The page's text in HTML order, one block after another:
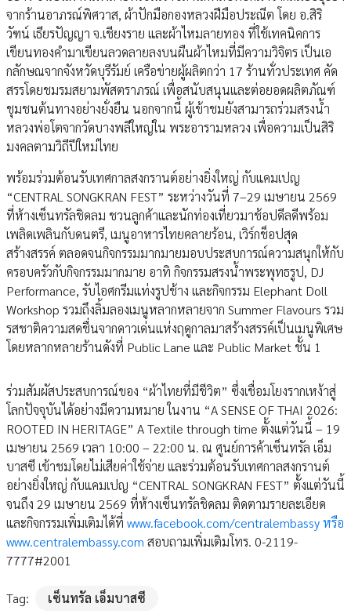
จากร้านอาภรณ์พิศวาส, ผ้าปักมือกองหลวงฝีมือประณีต โดย อ.สิริ
วัฑน์ เธียรปัญญา จ.เชียงราย และผ้าไหมลายทอง ที่ใช้เทคนิคการ
เขียนทองคำมาเขียนลวดลายลงบนผืนผ้าไหมที่มีความวิจิตร เป็นเอ
กลักษณจากจังหวัดบุรีรัมย์ เครือข่ายผู้ผลิตกว่า 17 ร้านทั่วประเทศ คัด
สรรโดยชมรมสยามพัสตราภรณ์ เพื่อสนับสนุนและต่อยอดผลิตภัณฑ์
ชุมชนต้นทางอย่างยั่งยืน นอกจากนี้ ผู้เข้าชมยังสามารถร่วมสรงน้ำ
หลวงพ่อโตจากวัดบางพลีใหญ่ใน พระอารามหลวง เพื่อความเป็นสิริ
มงคลตามวิถีปีใหม่ไทย
พร้อมร่วมต้อนรับเทศกาลสงกรานต์อย่างยิ่งใหญ่ กับแคมเปญ
“CENTRAL SONGKRAN FEST” ระหว่างวันที่ 7–29 เมษายน 2569
ที่ห้างเซ็นทรัลชิดลม ชวนลูกค้าและนักท่องเที่ยวมาช้อปดีลดีพร้อม
เพลิดเพลินกับดนตรี, เมนูอาหารไทยคลายร้อน, เวิร์กช็อปสุด
สร้างสรรค์ ตลอดจนกิจกรรมมากมายมอบประสบการณ์ความสนุกให้กับ
ครอบครัวกับกิจกรรมมากมาย อาทิ กิจกรรมสรงน้ำพระพุทธรูป, DJ
Performance, รับไอศกรีมแท่งรูปช้าง และกิจกรรม Elephant Doll
Workshop รวมถึงลิ้มลองเมนูหลากหลายจาก Summer Flavours รวม
รสชาติความสดชื่นจากดาวเด่นแห่งฤดูกาลมาสร้างสรรค์เป็นเมนูพิเศษ
โดยหลากหลายร้านดังที่ Public Lane และ Public Market ชั้น 1
ร่วมสัมผัสประสบการณ์ของ “ผ้าไทยที่มีชีวิต” ซึ่งเชื่อมโยงรากเหง้าสู่
โลกปัจจุบันได้อย่างมีความหมาย ในงาน “A SENSE OF THAI 2026:
ROOTED IN HERITAGE” A Textile through time ตั้งแต่วันนี้ – 19
เมษายน 2569 เวลา 10:00 – 22:00 น. ณ ศูนย์การค้าเซ็นทรัล เอ็ม
บาสซี เข้าชมโดยไม่เสียค่าใช้จ่าย และร่วมต้อนรับเทศกาลสงกรานต์
อย่างยิ่งใหญ่ กับแคมเปญ “CENTRAL SONGKRAN FEST” ตั้งแต่วันนี้
จนถึง 29 เมษายน 2569 ที่ห้างเซ็นทรัลชิดลม ติดตามรายละเอียด
และกิจกรรมเพิ่มเติมได้ที่ www.facebook.com/centralembassy หรือ
www.centralembassy.com สอบถามเพิ่มเติมโทร. 0-2119-
7777#2001
Tag:
เซ็นทรัล เอ็มบาสซี